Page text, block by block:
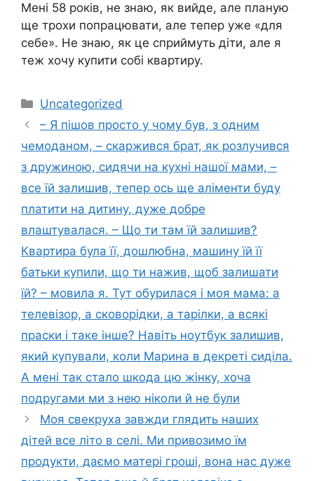
Мені 58 років, не знаю, як вийде, але планую
ще трохи попрацювати, але тепер уже «для
себе». Не знаю, як це сприймуть діти, але я
теж хочу купити собі квартиру.
Категорії
Uncategorized
– Я пішов просто у чому був, з одним
чемоданом, – скаржився брат, як розлучився
з дружиною, сидячи на кухні нашої мами, –
все їй залишив, тепер ось ще аліменти буду
платити на дитину, дуже добре
влаштувалася. – Що ти там їй залишив?
Квартира була її, дошлюбна, машину їй її
батьки купили, що ти нажив, щоб залишати
їй? – мовила я. Тут обурилася і моя мама: а
телевізор, а сковорідки, а тарілки, а всякі
праски і таке інше? Навіть ноутбук залишив,
який купували, коли Марина в декреті сиділа.
А мені так стало шкода цю жінку, хоча
подругами ми з нею ніколи й не були
Моя свекруха завжди глядить наших
дітей все літо в селі. Ми привозимо їм
продукти, даємо матері гроші, вона нас дуже